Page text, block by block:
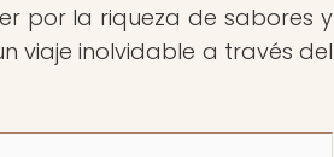
por la riqueza de sabores y
viaje inolvidable a través del